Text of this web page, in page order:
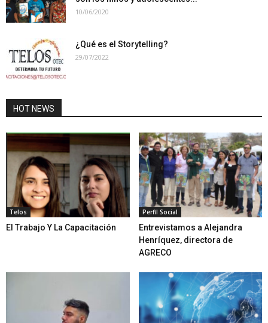
10/06/2020
¿Qué es el Storytelling?
29/07/2022
HOT NEWS
Telos
El Trabajo Y La Capacitación
Perfil Social
Entrevistamos a Alejandra
Henríquez, directora de
AGRECO